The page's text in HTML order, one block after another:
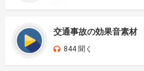
交通事故の効果音素材
844 聞く